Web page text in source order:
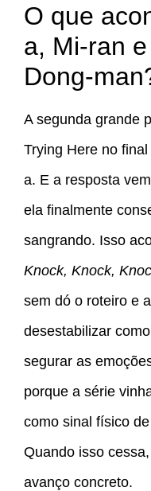
O que
a, Mi-ran
Dong-
A segunda grande
Trying Here no
a. E a resposta
ela finalmente
sangrando. Isso
Knock, Knock,
sem dó o roteiro e
desestabilizar
segurar as
porque a série
como sinal físico
Quando isso
avanço concreto.